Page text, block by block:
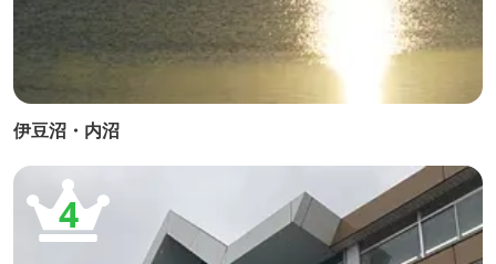
伊豆沼・内沼
4